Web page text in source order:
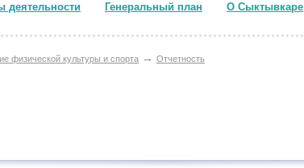
деятельности Генеральный план О Сыктывкаре
физической культуры и спорта → Отчетность